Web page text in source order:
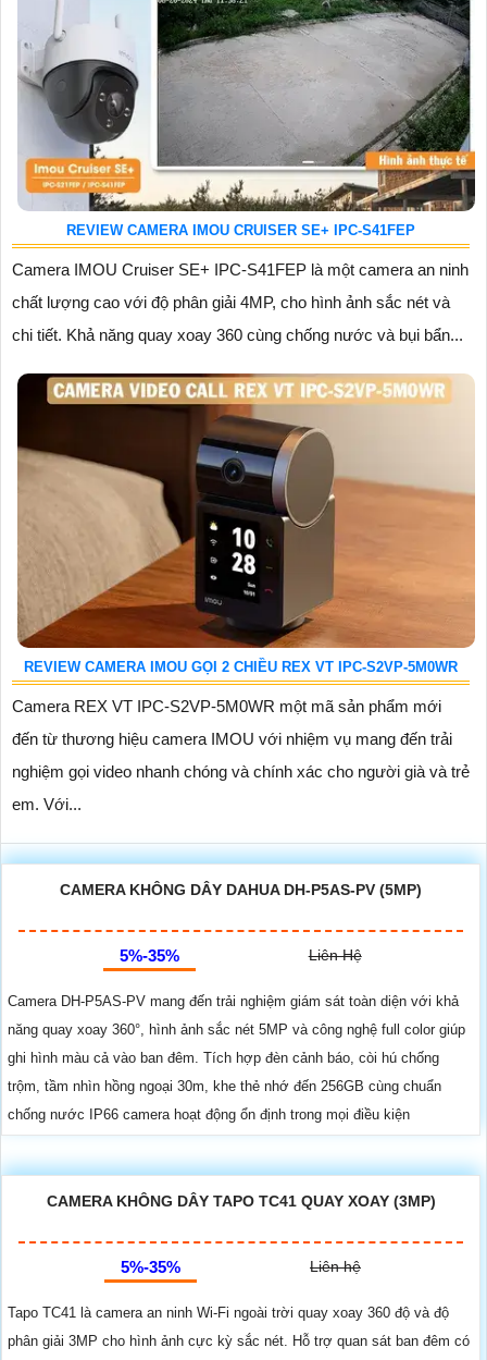
REVIEW CAMERA IMOU CRUISER SE+ IPC-S41FEP
Camera IMOU Cruiser SE+ IPC-S41FEP là một camera an ninh
chất lượng cao với độ phân giải 4MP, cho hình ảnh sắc nét và
chi tiết. Khả năng quay xoay 360 cùng chống nước và bụi bẩn...
REVIEW CAMERA IMOU GỌI 2 CHIỀU REX VT IPC-S2VP-5M0WR
Camera REX VT IPC-S2VP-5M0WR một mã sản phẩm mới
đến từ thương hiệu camera IMOU với nhiệm vụ mang đến trải
nghiệm gọi video nhanh chóng và chính xác cho người già và trẻ
em. Với...
CAMERA KHÔNG DÂY DAHUA DH-P5AS-PV (5MP)
5%-35% Liên Hệ
Camera DH-P5AS-PV mang đến trải nghiệm giám sát toàn diện với khả
năng quay xoay 360°, hình ảnh sắc nét 5MP và công nghệ full color giúp
ghi hình màu cả vào ban đêm. Tích hợp đèn cảnh báo, còi hú chống
trộm, tầm nhìn hồng ngoại 30m, khe thẻ nhớ đến 256GB cùng chuẩn
chống nước IP66 camera hoạt động ổn định trong mọi điều kiện
CAMERA KHÔNG DÂY TAPO TC41 QUAY XOAY (3MP)
5%-35% Liên hệ
Tapo TC41 là camera an ninh Wi-Fi ngoài trời quay xoay 360 độ và độ
phân giải 3MP cho hình ảnh cực kỳ sắc nét. Hỗ trợ quan sát ban đêm có